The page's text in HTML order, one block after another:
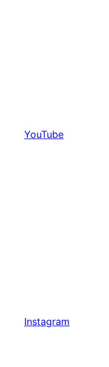
YouTube
Instagram